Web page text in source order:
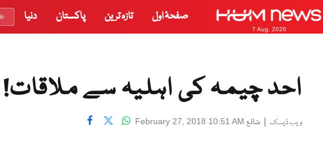
7 Aug, 2026
صفحۂ اول تازہ ترین پاکستان دنیا
احد چیمہ کی اہلیہ سے ملاقات!
ویب ڈیسک | شائع February 27, 2018 10:51 AM